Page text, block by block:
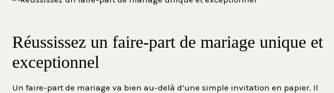
Réussissez un faire-part de mariage unique et
exceptionnel
Un faire-part de mariage va bien au-delà d’une simple invitation en papier. Il